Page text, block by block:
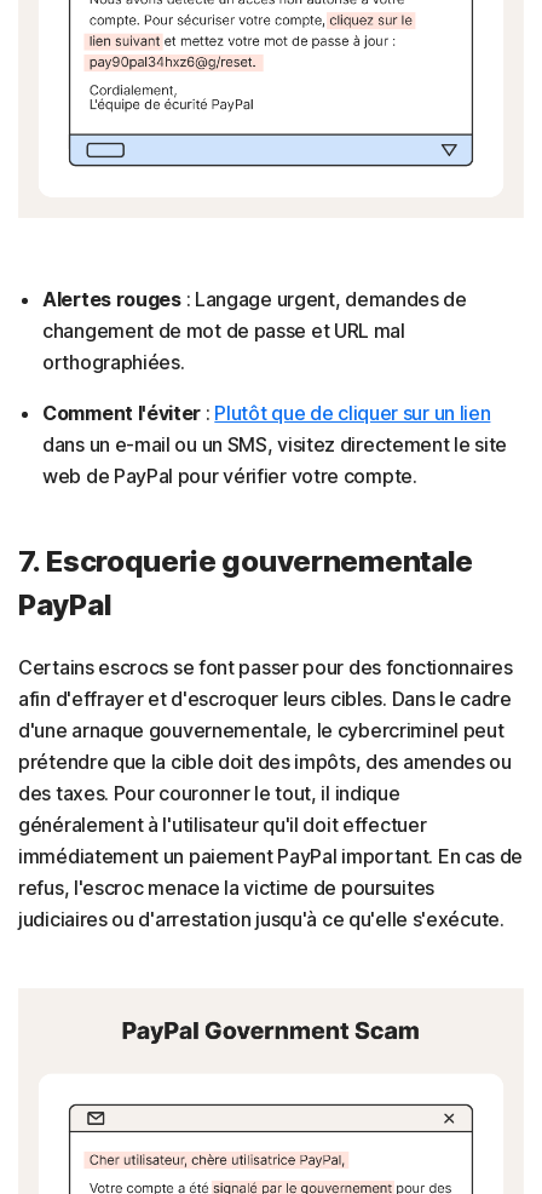
Alertes rouges: Langage urgent, demandes de
changement de mot de passe et URL mal
orthographiées.
Comment l'éviter : Plutôt que de cliquer sur un lien
dans un e-mail ou un SMS, visitez directement le site
web de PayPal pour vérifier votre compte.
7. Escroquerie gouvernementale
PayPal
Certains escrocs se font passer pour des fonctionnaires
afin d'effrayer et d'escroquer leurs cibles. Dans le cadre
d'une arnaque gouvernementale, le cybercriminel peut
prétendre que la cible doit des impôts, des amendes ou
des taxes. Pour couronner le tout, il indique
généralement à l'utilisateur qu'il doit effectuer
immédiatement un paiement PayPal important. En cas de
refus, l'escroc menace la victime de poursuites
judiciaires ou d'arrestation jusqu'à ce qu'elle s'exécute.